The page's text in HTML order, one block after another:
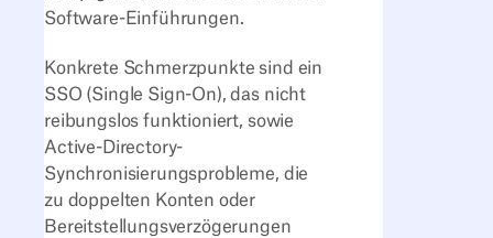
Software-Einführungen.
Konkrete Schmerzpunkte sind ein
SSO (Single Sign-On), das nicht
reibungslos funktioniert, sowie
Active-Directory-
Synchronisierungsprobleme, die
zu doppelten Konten oder
Bereitstellungsverzögerungen